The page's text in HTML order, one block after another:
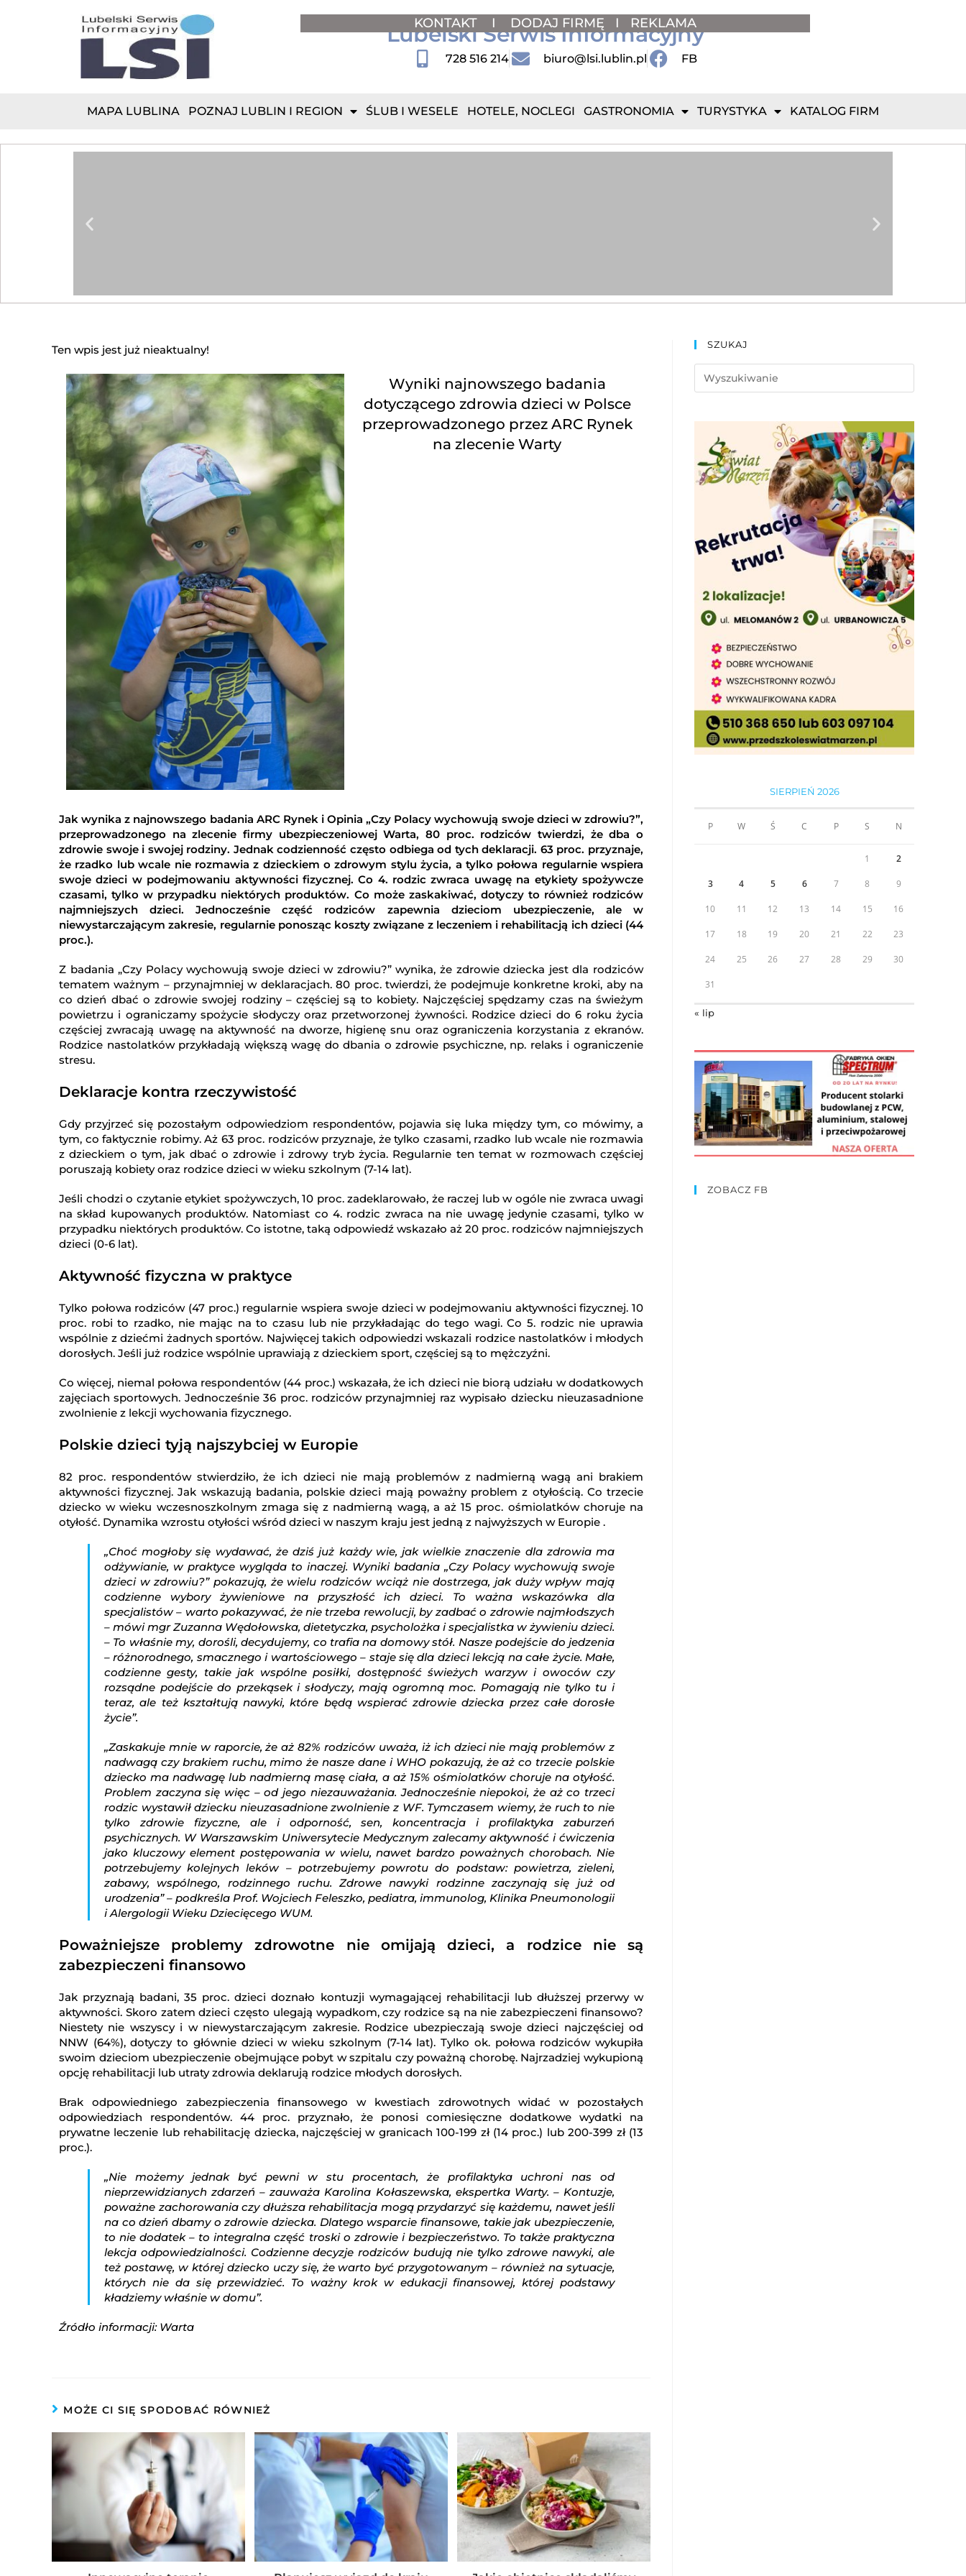
KONTAKT I DODAJ FIRMĘ I REKLAMA
Lubelski Serwis Informacyjny
728 516 214 biuro@lsi.lublin.pl FB
MAPA LUBLINA POZNAJ LUBLIN I REGION ŚLUB I WESELE HOTELE, NOCLEGI GASTRONOMIA TURYSTYKA KATALOG FIRM
Ten wpis jest już nieaktualny!
Wyniki najnowszego badania
dotyczącego zdrowia dzieci w Polsce
przeprowadzonego przez ARC Rynek
na zlecenie Warty
Jak wynika z najnowszego badania ARC Rynek i Opinia „Czy Polacy wychowują swoje dzieci w zdrowiu?”,
przeprowadzonego na zlecenie firmy ubezpieczeniowej Warta, 80 proc. rodziców twierdzi, że dba o
zdrowie swoje i swojej rodziny. Jednak codzienność często odbiega od tych deklaracji. 63 proc. przyznaje,
że rzadko lub wcale nie rozmawia z dzieckiem o zdrowym stylu życia, a tylko połowa regularnie wspiera
swoje dzieci w podejmowaniu aktywności fizycznej. Co 4. rodzic zwraca uwagę na etykiety spożywcze
czasami, tylko w przypadku niektórych produktów. Co może zaskakiwać, dotyczy to również rodziców
najmniejszych dzieci. Jednocześnie część rodziców zapewnia dzieciom ubezpieczenie, ale w
niewystarczającym zakresie, regularnie ponosząc koszty związane z leczeniem i rehabilitacją ich dzieci (44
proc.).
Z badania „Czy Polacy wychowują swoje dzieci w zdrowiu?” wynika, że zdrowie dziecka jest dla rodziców
tematem ważnym – przynajmniej w deklaracjach. 80 proc. twierdzi, że podejmuje konkretne kroki, aby na
co dzień dbać o zdrowie swojej rodziny – częściej są to kobiety. Najczęściej spędzamy czas na świeżym
powietrzu i ograniczamy spożycie słodyczy oraz przetworzonej żywności. Rodzice dzieci do 6 roku życia
częściej zwracają uwagę na aktywność na dworze, higienę snu oraz ograniczenia korzystania z ekranów.
Rodzice nastolatków przykładają większą wagę do dbania o zdrowie psychiczne, np. relaks i ograniczenie
stresu.
Deklaracje kontra rzeczywistość
Gdy przyjrzeć się pozostałym odpowiedziom respondentów, pojawia się luka między tym, co mówimy, a
tym, co faktycznie robimy. Aż 63 proc. rodziców przyznaje, że tylko czasami, rzadko lub wcale nie rozmawia
z dzieckiem o tym, jak dbać o zdrowie i zdrowy tryb życia. Regularnie ten temat w rozmowach częściej
poruszają kobiety oraz rodzice dzieci w wieku szkolnym (7-14 lat).
Jeśli chodzi o czytanie etykiet spożywczych, 10 proc. zadeklarowało, że raczej lub w ogóle nie zwraca uwagi
na skład kupowanych produktów. Natomiast co 4. rodzic zwraca na nie uwagę jedynie czasami, tylko w
przypadku niektórych produktów. Co istotne, taką odpowiedź wskazało aż 20 proc. rodziców najmniejszych
dzieci (0-6 lat).
Aktywność fizyczna w praktyce
Tylko połowa rodziców (47 proc.) regularnie wspiera swoje dzieci w podejmowaniu aktywności fizycznej. 10
proc. robi to rzadko, nie mając na to czasu lub nie przykładając do tego wagi. Co 5. rodzic nie uprawia
wspólnie z dziećmi żadnych sportów. Najwięcej takich odpowiedzi wskazali rodzice nastolatków i młodych
dorosłych. Jeśli już rodzice wspólnie uprawiają z dzieckiem sport, częściej są to mężczyźni.
Co więcej, niemal połowa respondentów (44 proc.) wskazała, że ich dzieci nie biorą udziału w dodatkowych
zajęciach sportowych. Jednocześnie 36 proc. rodziców przynajmniej raz wypisało dziecku nieuzasadnione
zwolnienie z lekcji wychowania fizycznego.
Polskie dzieci tyją najszybciej w Europie
82 proc. respondentów stwierdziło, że ich dzieci nie mają problemów z nadmierną wagą ani brakiem
aktywności fizycznej. Jak wskazują badania, polskie dzieci mają poważny problem z otyłością. Co trzecie
dziecko w wieku wczesnoszkolnym zmaga się z nadmierną wagą, a aż 15 proc. ośmiolatków choruje na
otyłość. Dynamika wzrostu otyłości wśród dzieci w naszym kraju jest jedną z najwyższych w Europie .
„Choć mogłoby się wydawać, że dziś już każdy wie, jak wielkie znaczenie dla zdrowia ma
odżywianie, w praktyce wygląda to inaczej. Wyniki badania „Czy Polacy wychowują swoje
dzieci w zdrowiu?” pokazują, że wielu rodziców wciąż nie dostrzega, jak duży wpływ mają
codzienne wybory żywieniowe na przyszłość ich dzieci. To ważna wskazówka dla
specjalistów – warto pokazywać, że nie trzeba rewolucji, by zadbać o zdrowie najmłodszych
– mówi mgr Zuzanna Wędołowska, dietetyczka, psycholożka i specjalistka w żywieniu dzieci.
– To właśnie my, dorośli, decydujemy, co trafia na domowy stół. Nasze podejście do jedzenia
– różnorodnego, smacznego i wartościowego – staje się dla dzieci lekcją na całe życie. Małe,
codzienne gesty, takie jak wspólne posiłki, dostępność świeżych warzyw i owoców czy
rozsądne podejście do przekąsek i słodyczy, mają ogromną moc. Pomagają nie tylko tu i
teraz, ale też kształtują nawyki, które będą wspierać zdrowie dziecka przez całe dorosłe
życie”.
„Zaskakuje mnie w raporcie, że aż 82% rodziców uważa, iż ich dzieci nie mają problemów z
nadwagą czy brakiem ruchu, mimo że nasze dane i WHO pokazują, że aż co trzecie polskie
dziecko ma nadwagę lub nadmierną masę ciała, a aż 15% ośmiolatków choruje na otyłość.
Problem zaczyna się więc – od jego niezauważania. Jednocześnie niepokoi, że aż co trzeci
rodzic wystawił dziecku nieuzasadnione zwolnienie z WF. Tymczasem wiemy, że ruch to nie
tylko zdrowie fizyczne, ale i odporność, sen, koncentracja i profilaktyka zaburzeń
psychicznych. W Warszawskim Uniwersytecie Medycznym zalecamy aktywność i ćwiczenia
jako kluczowy element postępowania w wielu, nawet bardzo poważnych chorobach. Nie
potrzebujemy kolejnych leków – potrzebujemy powrotu do podstaw: powietrza, zieleni,
zabawy, wspólnego, rodzinnego ruchu. Zdrowe nawyki rodzinne zaczynają się już od
urodzenia” – podkreśla Prof. Wojciech Feleszko, pediatra, immunolog, Klinika Pneumonologii
i Alergologii Wieku Dziecięcego WUM.
Poważniejsze problemy zdrowotne nie omijają dzieci, a rodzice nie są
zabezpieczeni finansowo
Jak przyznają badani, 35 proc. dzieci doznało kontuzji wymagającej rehabilitacji lub dłuższej przerwy w
aktywności. Skoro zatem dzieci często ulegają wypadkom, czy rodzice są na nie zabezpieczeni finansowo?
Niestety nie wszyscy i w niewystarczającym zakresie. Rodzice ubezpieczają swoje dzieci najczęściej od
NNW (64%), dotyczy to głównie dzieci w wieku szkolnym (7-14 lat). Tylko ok. połowa rodziców wykupiła
swoim dzieciom ubezpieczenie obejmujące pobyt w szpitalu czy poważną chorobę. Najrzadziej wykupioną
opcję rehabilitacji lub utraty zdrowia deklarują rodzice młodych dorosłych.
Brak odpowiedniego zabezpieczenia finansowego w kwestiach zdrowotnych widać w pozostałych
odpowiedziach respondentów. 44 proc. przyznało, że ponosi comiesięczne dodatkowe wydatki na
prywatne leczenie lub rehabilitację dziecka, najczęściej w granicach 100-199 zł (14 proc.) lub 200-399 zł (13
proc.).
„Nie możemy jednak być pewni w stu procentach, że profilaktyka uchroni nas od
nieprzewidzianych zdarzeń – zauważa Karolina Kołaszewska, ekspertka Warty. – Kontuzje,
poważne zachorowania czy dłuższa rehabilitacja mogą przydarzyć się każdemu, nawet jeśli
na co dzień dbamy o zdrowie dziecka. Dlatego wsparcie finansowe, takie jak ubezpieczenie,
to nie dodatek – to integralna część troski o zdrowie i bezpieczeństwo. To także praktyczna
lekcja odpowiedzialności. Codzienne decyzje rodziców budują nie tylko zdrowe nawyki, ale
też postawę, w której dziecko uczy się, że warto być przygotowanym – również na sytuacje,
których nie da się przewidzieć. To ważny krok w edukacji finansowej, której podstawy
kładziemy właśnie w domu”.
Źródło informacji: Warta
MOŻE CI SIĘ SPODOBAĆ RÓWNIEŻ
SZUKAJ
SIERPIEŃ 2026
P W Ś C P S N
1 2
3 4 5 6 7 8 9
10 11 12 13 14 15 16
17 18 19 20 21 22 23
24 25 26 27 28 29 30
31
« lip
ZOBACZ FB